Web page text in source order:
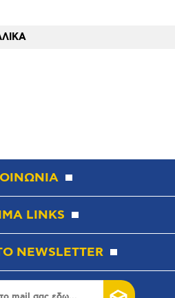
LINKS
NEWSLETTER